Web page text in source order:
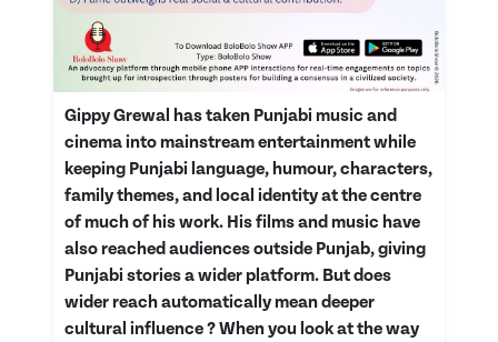
Gippy Grewal has taken Punjabi music and
cinema into mainstream entertainment while
keeping Punjabi language, humour, characters,
family themes, and local identity at the centre
of much of his work. His films and music have
also reached audiences outside Punjab, giving
Punjabi stories a wider platform. But does
wider reach automatically mean deeper
cultural influence ? When you look at the way